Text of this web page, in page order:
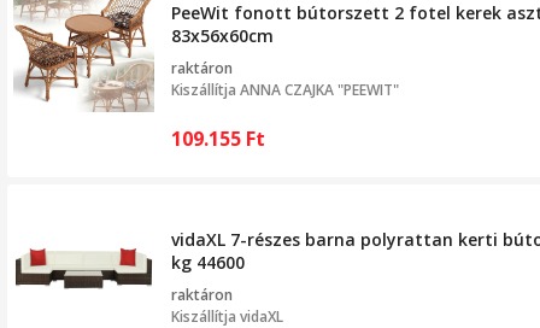
PeeWit fonott bútorszett 2 fotel kerek
83x56x60cm
raktáron
Kiszállítja ANNA CZAJKA "PEEWIT"
109.155 Ft
vidaXL 7-részes barna polyrattan kerti
kg 44600
raktáron
Kiszállítja vidaXL